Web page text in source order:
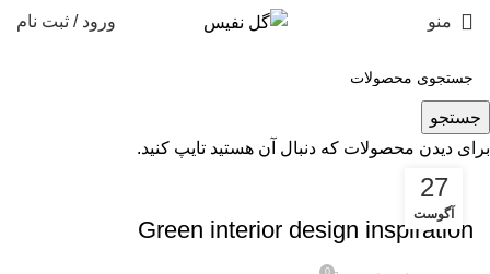
منو ورود / ثبت نام
بایگانی برچسب ها: Style
27
آگوست
دسته‌بندی نشده
Green interior design inspiration
0
جستجو
برای دیدن محصولات که دنبال آن هستید تایپ کنید.